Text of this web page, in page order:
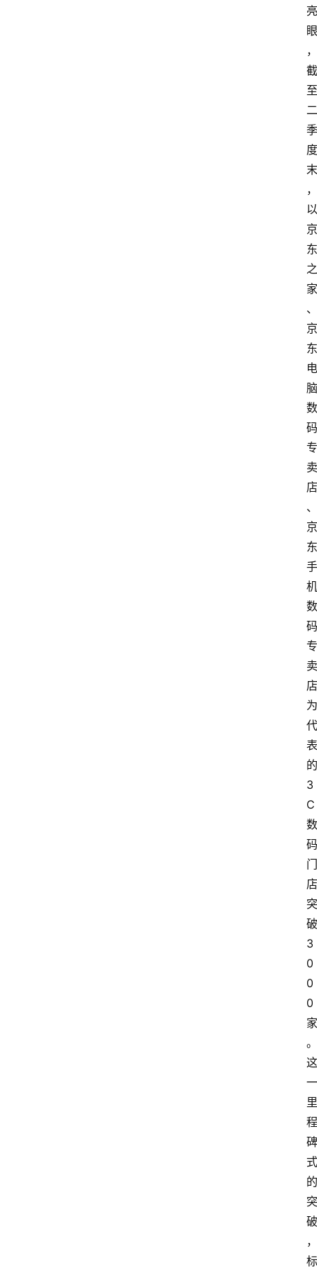
亮
眼
，
截
至
二
季
度
末
，
以
京
东
之
家
、
京
东
电
脑
数
码
专
卖
店
、
京
东
手
机
数
码
专
卖
店
为
代
表
的
3
C
数
码
门
店
突
破
3
0
0
0
家
。
这
一
里
程
碑
式
的
突
破
，
标